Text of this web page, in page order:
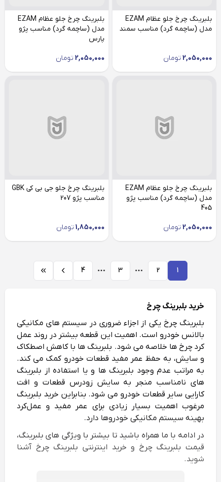
بلبرینگ چرخ جلو عظام EZAM
مدل (ساچمه گرد) مناسب سمند
2,050,000 تومان
بلبرینگ چرخ جلو عظام EZAM
مدل (ساچمه گرد) مناسب پژو
پارس
2,050,000 تومان
بلبرینگ چرخ جلو عظام EZAM
مدل (ساچمه گرد) مناسب پژو
405
2,050,000 تومان
بلبرینگ چرخ جلو جی بی کی GBK
مناسب پژو 207
1,850,000 تومان
1
2
3
4
خرید بلبرینگ چرخ
بلبرینگ چرخ یکی از اجزاء ضروری در سیستم‌ های مکانیکی
بالانس خودرو است. اهمیت این قطعه بیشتر در روند عمل‌
کرد چرخ‌ ها خلاصه می‌ شود. بلبرینگ‌ ها با کاهش اصطکاک
و سایش، به حفظ عمر مفید قطعات خودرو کمک می‌ کند.
به مراتب عدم وجود بلبرینگ‌ ها و یا استفاده از بلبرینگ‌
های نامناسب منجر به سایش زودرس قطعات و افت
کارایی سایر قطعات خودرو می‌ شود. بنابراین خرید بلبرینگ
مرغوب اهمیت بسیار زیادی برای عمر مفید و عمل‌کرد
بهینه سیستم مکانیکی خودروها دارد.
در ادامه با ما همراه باشید تا بیشتر با ویژگی‌ های بلبرینگ،
قیمت بلبرینگ چرخ و خرید اینترنتی بلبرینگ چرخ آشنا
شوید.